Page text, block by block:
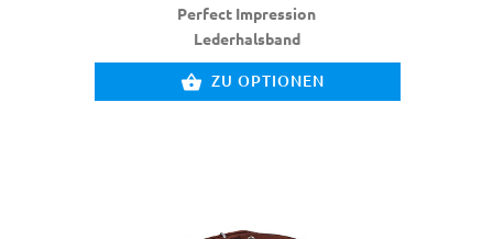
Perfect Impression
Lederhalsband
ZU OPTIONEN